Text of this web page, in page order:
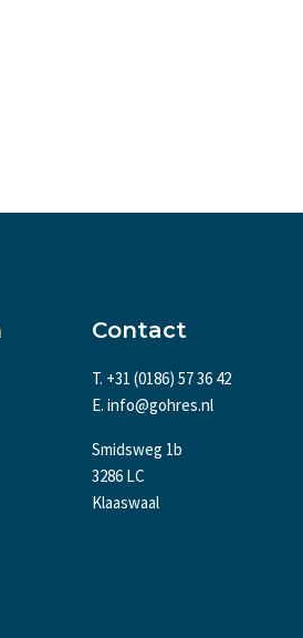
Contact
T. +31 (0186) 57 36 42
E. info@gohres.nl
Smidsweg 1b
3286 LC
Klaaswaal